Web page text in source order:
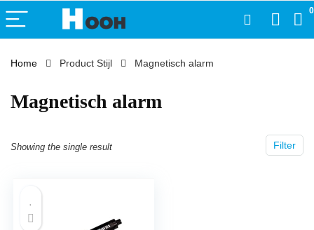
0
Home Product Stijl ‎Magnetisch alarm
‎Magnetisch alarm
Filter
Showing the single result